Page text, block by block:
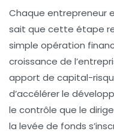
Chaque entrepreneur
sait que cette étape
simple opération
croissance de
apport de capital-
d’accélérer le
le contrôle que le
la levée de fonds